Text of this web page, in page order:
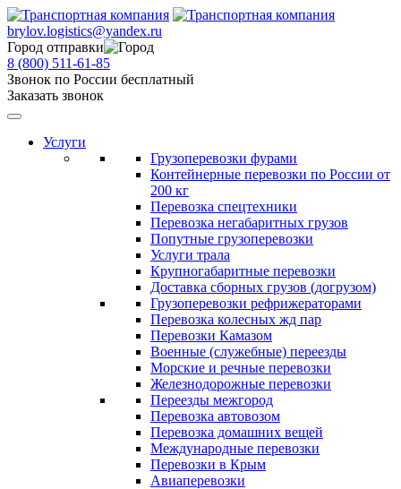
brylov.logistics@yandex.ru
Город отправки
8 (800) 511-61-85
Звонок по России бесплатный
Заказать звонок
Услуги
Грузоперевозки фурами
Контейнерные перевозки по России от
200 кг
Перевозка спецтехники
Перевозка негабаритных грузов
Попутные грузоперевозки
Услуги трала
Крупногабаритные перевозки
Доставка сборных грузов (догрузом)
Грузоперевозки рефрижераторами
Перевозка колесных жд пар
Перевозки Камазом
Военные (служебные) переезды
Морские и речные перевозки
Железнодорожные перевозки
Переезды межгород
Перевозка автовозом
Перевозка домашних вещей
Международные перевозки
Перевозки в Крым
Авиаперевозки